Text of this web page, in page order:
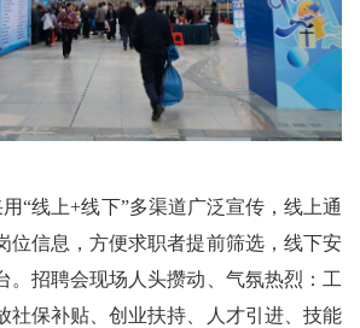
“线上+线下”多渠道广泛宣传，线上通
位信息，方便求职者提前筛选，线下安
。招聘会现场人头攒动、气氛热烈：工
社保补贴、创业扶持、人才引进、技能